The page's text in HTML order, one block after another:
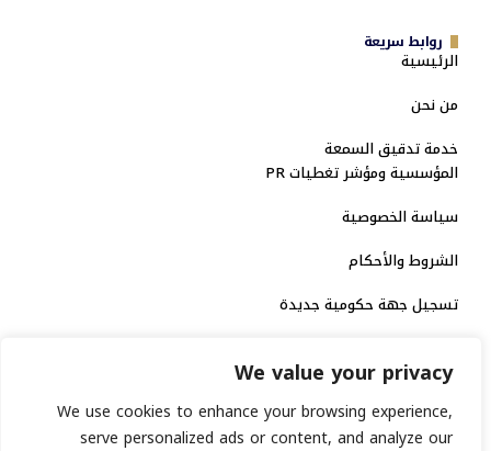
We value your privacy
We use cookies to enhance your browsing experience,
serve personalized ads or content, and analyze our
روابط سريعة
الرئيسية
من نحن
خدمة تدقيق السمعة
المؤسسية ومؤشر تغطيات PR
سياسة الخصوصية
الشروط والأحكام
تسجيل جهة حكومية جديدة
منصة إخبارية مرخصة